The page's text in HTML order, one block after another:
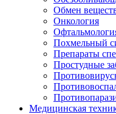
Обмен
Онкология
Похмельный
Препараты
Простудные
Медицинская